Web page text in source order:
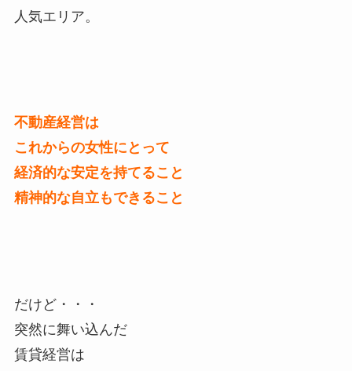
人気エリア。
不動産経営は
これからの女性にとって
経済的な安定を持てること
精神的な自立もできること
だけど・・・
突然に舞い込んだ
賃貸経営は